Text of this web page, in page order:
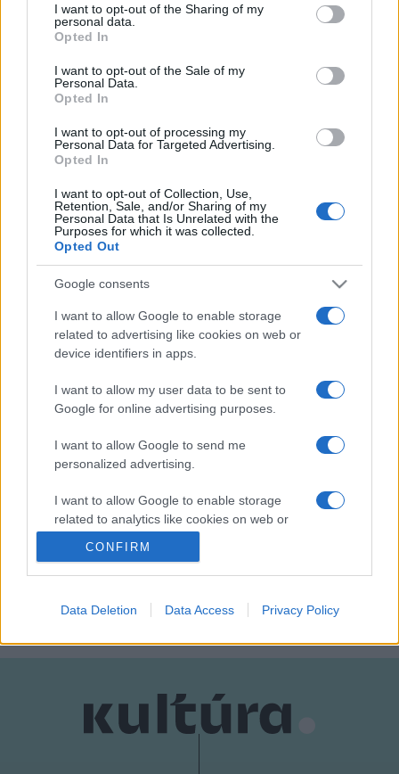
not limited to your visit or usage behaviour. You may click to
grant or deny consent to Google and its third-party tags to
use your data for below specified purposes in below Google
consent section.
I want to opt-out of the Sharing of my
personal data.
Opted In
I want to opt-out of the Sale of my
Personal Data.
Opted In
I want to opt-out of processing my
Personal Data for Targeted Advertising.
Opted In
I want to opt-out of Collection, Use,
Retention, Sale, and/or Sharing of my
Personal Data that Is Unrelated with the
Purposes for which it was collected.
Opted Out
Google consents
I want to allow Google to enable storage
related to advertising like cookies on web or
device identifiers in apps.
I want to allow my user data to be sent to
Google for online advertising purposes.
I want to allow Google to send me
personalized advertising.
I want to allow Google to enable storage
related to analytics like cookies on web or
I want to allow Google to enable storage
related to personalization.
related to security, including authentication
functionality and fraud prevention, and other
CONFIRM
Data Deletion Data Access Privacy Policy
Az érdeklődők vezetett múzeumi séta keretében
tekinthetik meg a vár ostromtermét. Hasonló vezetett
séták lesznek a Hősök tornyában és a Tábornokházban.
Szombat délután a várárokban lovas bemutatót tart a
Batthyány Lovas Bandérium és a Nyugati Vármegye Vitézlő
résztvevők meghallgathatják a Kőszegi Fúvósok, majd pedig
a Szelindek együttes koncertjét.
szobrát, délután fellépnek a Kőszegi Mazsorettek, este hat
órakor színpadra lép a Hajnalcsillag Néptáncegyüttes, majd
Taiko ütőegyüttes koncertjét hallhatja a ostromnapok
KŐSZEG